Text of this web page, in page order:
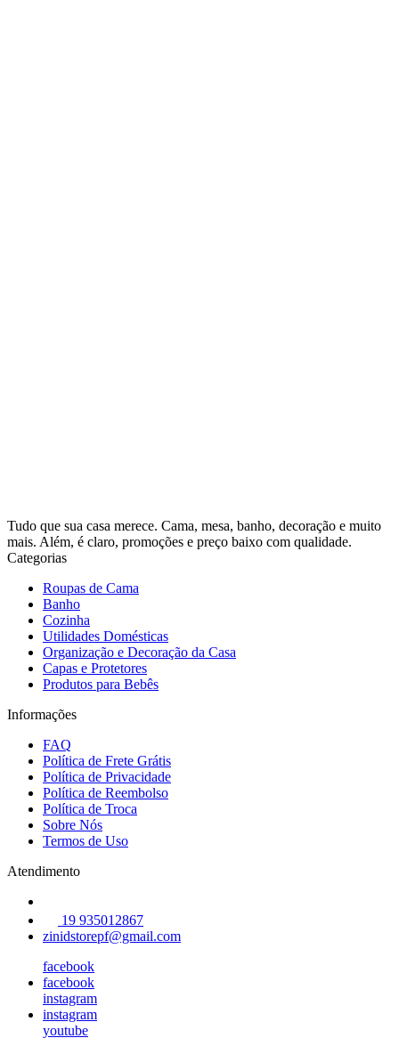
Tudo que sua casa merece. Cama, mesa, banho, decoração e muito
mais. Além, é claro, promoções e preço baixo com qualidade.
Categorias
Roupas de Cama
Banho
Cozinha
Utilidades Domésticas
Organização e Decoração da Casa
Capas e Protetores
Produtos para Bebês
Informações
FAQ
Política de Frete Grátis
Política de Privacidade
Política de Reembolso
Política de Troca
Sobre Nós
Termos de Uso
Atendimento
19 935012867
zinidstorepf@gmail.com
facebook
facebook
instagram
instagram
youtube